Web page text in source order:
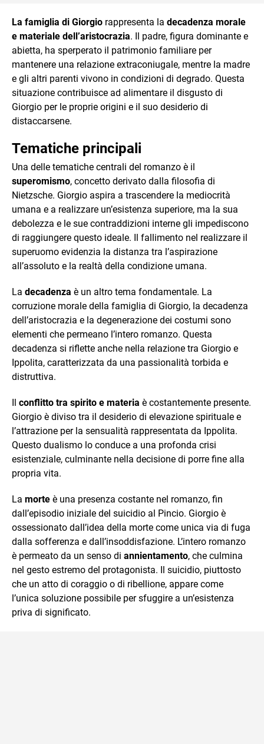
La famiglia di Giorgio rappresenta la decadenza morale
e materiale dell’aristocrazia. Il padre, figura dominante e
abietta, ha sperperato il patrimonio familiare per
mantenere una relazione extraconiugale, mentre la madre
e gli altri parenti vivono in condizioni di degrado. Questa
situazione contribuisce ad alimentare il disgusto di
Giorgio per le proprie origini e il suo desiderio di
distaccarsene.
Tematiche principali
Una delle tematiche centrali del romanzo è il
superomismo, concetto derivato dalla filosofia di
Nietzsche. Giorgio aspira a trascendere la mediocrità
umana e a realizzare un’esistenza superiore, ma la sua
debolezza e le sue contraddizioni interne gli impediscono
di raggiungere questo ideale. Il fallimento nel realizzare il
superuomo evidenzia la distanza tra l’aspirazione
all’assoluto e la realtà della condizione umana.
La decadenza è un altro tema fondamentale. La
corruzione morale della famiglia di Giorgio, la decadenza
dell’aristocrazia e la degenerazione dei costumi sono
elementi che permeano l’intero romanzo. Questa
decadenza si riflette anche nella relazione tra Giorgio e
Ippolita, caratterizzata da una passionalità torbida e
distruttiva.
Il conflitto tra spirito e materia è costantemente presente.
Giorgio è diviso tra il desiderio di elevazione spirituale e
l’attrazione per la sensualità rappresentata da Ippolita.
Questo dualismo lo conduce a una profonda crisi
esistenziale, culminante nella decisione di porre fine alla
propria vita.
La morte è una presenza costante nel romanzo, fin
dall’episodio iniziale del suicidio al Pincio. Giorgio è
ossessionato dall’idea della morte come unica via di fuga
dalla sofferenza e dall’insoddisfazione. L’intero romanzo
è permeato da un senso di annientamento, che culmina
nel gesto estremo del protagonista. Il suicidio, piuttosto
che un atto di coraggio o di ribellione, appare come
l’unica soluzione possibile per sfuggire a un’esistenza
priva di significato.